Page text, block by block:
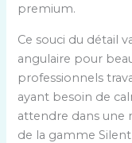
premium.
Ce souci du détail
angulaire pour
professionnels
ayant besoin de
attendre dans une
de la gamme